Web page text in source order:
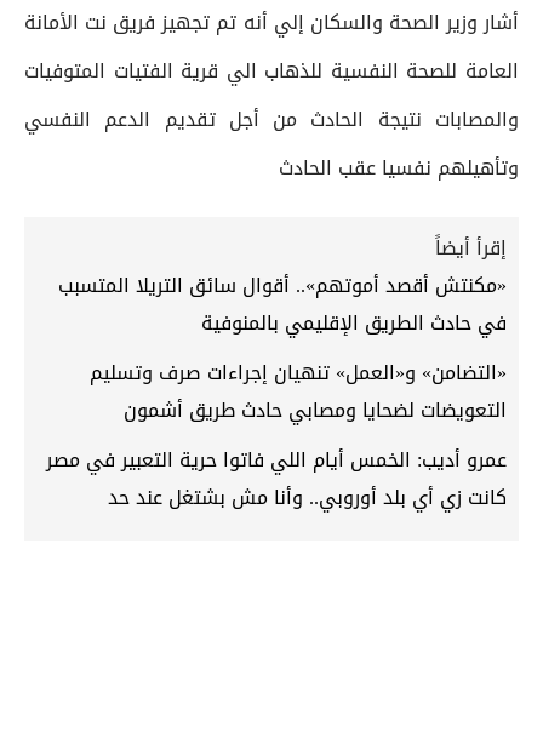
أشار وزير الصحة والسكان إلي أنه تم تجهيز فريق نت الأمانة
العامة للصحة النفسية للذهاب الي قرية الفتيات المتوفيات
والمصابات نتيجة الحادث من أجل تقديم الدعم النفسي
وتأهيلهم نفسيا عقب الحادث
إقرأ أيضاً
«مكنتش أقصد أموتهم».. أقوال سائق التريلا المتسبب
في حادث الطريق الإقليمي بالمنوفية
«التضامن» و«العمل» تنهيان إجراءات صرف وتسليم
التعويضات لضحايا ومصابي حادث طريق أشمون
عمرو أديب: الخمس أيام اللي فاتوا حرية التعبير في مصر
كانت زي أي بلد أوروبي.. وأنا مش بشتغل عند حد